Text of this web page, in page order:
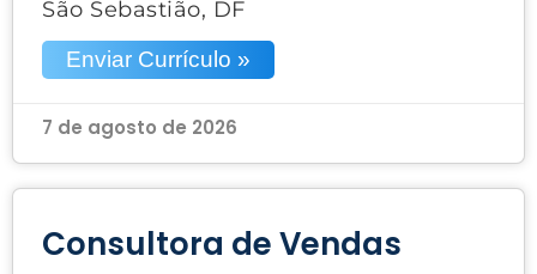
São Sebastião, DF
Enviar Currículo »
7 de agosto de 2026
Consultora de Vendas